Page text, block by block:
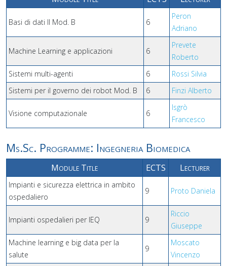
Basi di dati II Mod. B 6
Peron
Adriano
Machine Learning e applicazioni 6
Prevete
Roberto
Sistemi multi-agenti
6
Rossi Silvia
Sistemi per il governo dei robot Mod. B
6 Finzi Alberto
Visione computazionale 6
Isgrò
Francesco
Ms.Sc. Programme: Ingegneria Biomedica
Module Title ECTS Lecturer
Impianti e sicurezza elettrica in ambito
ospedaliero
9 Proto Daniela
Impianti ospedalieri per IEQ 9
Riccio
Giuseppe
Machine learning e big data per la
salute
9
Moscato
Vincenzo